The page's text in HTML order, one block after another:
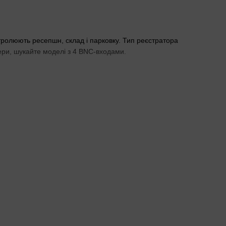
ресепшн, склад і парковку. Тип реєстратора
шукайте моделі з 4 BNC-входами.
ставлять аналітику на реєстраторі — сповіщення